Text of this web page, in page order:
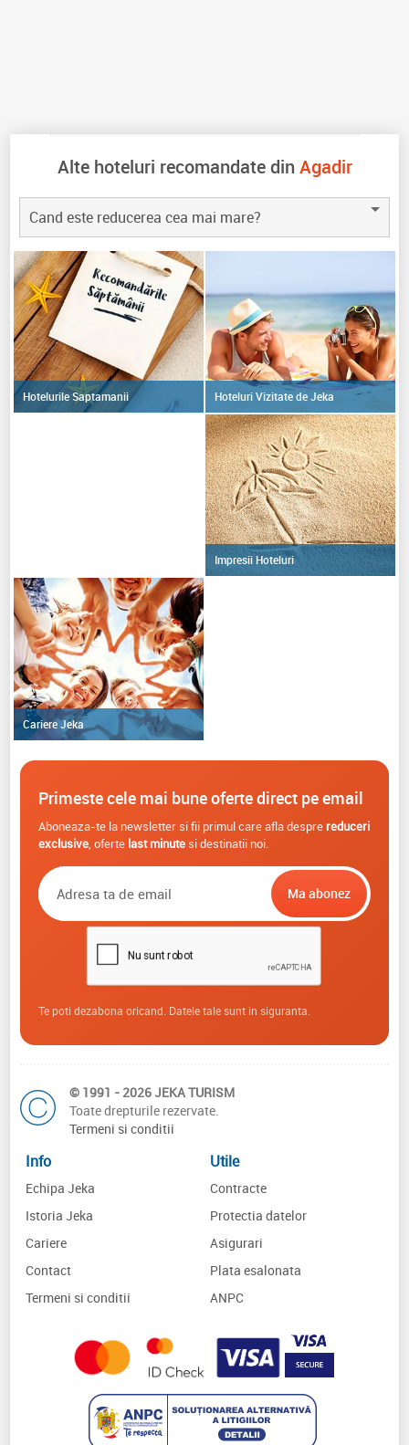
Alte hoteluri recomandate din Agadir
Cand este reducerea cea mai mare?
Hotelurile Saptamanii Hoteluri Vizitate de Jeka
Impresii Hoteluri
Cariere Jeka
Primeste cele mai bune oferte direct pe email
Aboneaza-te la newsletter si fii primul care afla despre reduceri
exclusive, oferte last minutesi destinatii noi.
Te poti dezabona oricand. Datele tale sunt in siguranta.
© 1991 - 2026 JEKA TURISM
Toate drepturile rezervate.
Termeni si conditii
Info
Echipa Jeka
Istoria Jeka
Cariere
Contact
Termeni si conditii
Utile
Contracte
Protectia datelor
Asigurari
Plata esalonata
ANPC